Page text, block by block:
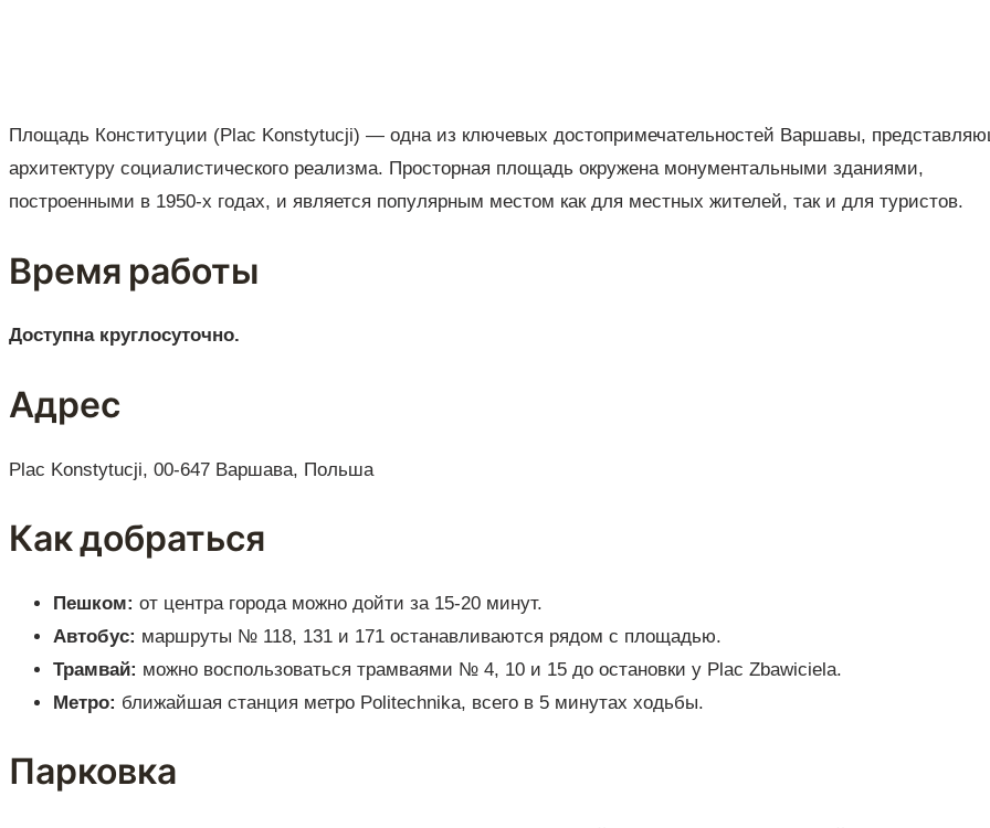
Площадь Конституции (Plac Konstytucji) — одна из ключевых достопримечательностей Варшавы,
архитектуру социалистического реализма. Просторная площадь окружена монументальными зданиями,
построенными в 1950-х годах, и является популярным местом как для местных жителей, так и для туристов.
Время работы
Доступна круглосуточно.
Адрес
Plac Konstytucji, 00-647 Варшава, Польша
Как добраться
Пешком: от центра города можно дойти за 15-20 минут.
Автобус: маршруты № 118, 131 и 171 останавливаются рядом с площадью.
Трамвай: можно воспользоваться трамваями № 4, 10 и 15 до остановки у Plac Zbawiciela.
Метро: ближайшая станция метро Politechnika, всего в 5 минутах ходьбы.
Парковка